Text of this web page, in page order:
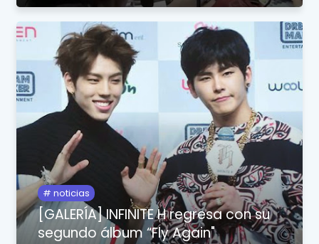
noticias
[GALERÍA] INFINITE H regresa con su
segundo álbum “Fly Again"